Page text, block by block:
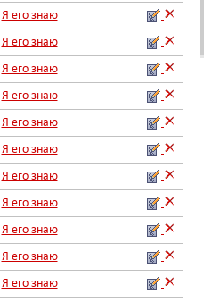
Я его знаю
Я его знаю
Я его знаю
Я его знаю
Я его знаю
Я его знаю
Я его знаю
Я его знаю
Я его знаю
Я его знаю
Я его знаю